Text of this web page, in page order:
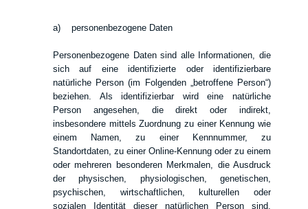
a) personenbezogene Daten
Personenbezogene Daten sind alle Informationen, die
sich auf eine identifizierte oder identifizierbare
natürliche Person (im Folgenden „betroffene Person“)
beziehen. Als identifizierbar wird eine natürliche
Person angesehen, die direkt oder indirekt,
insbesondere mittels Zuordnung zu einer Kennung wie
einem Namen, zu einer Kennnummer, zu
Standortdaten, zu einer Online-Kennung oder zu einem
oder mehreren besonderen Merkmalen, die Ausdruck
der physischen, physiologischen, genetischen,
psychischen, wirtschaftlichen, kulturellen oder
sozialen Identität dieser natürlichen Person sind,